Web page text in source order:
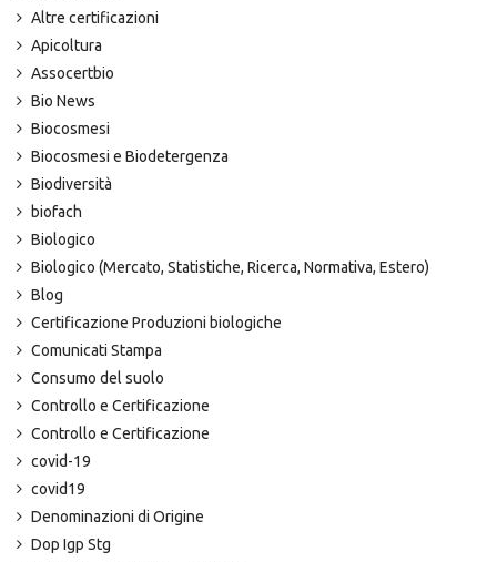
Altre certificazioni
Apicoltura
Assocertbio
Bio News
Biocosmesi
Biocosmesi e Biodetergenza
Biodiversità
biofach
Biologico
Biologico (Mercato, Statistiche, Ricerca, Normativa, Estero)
Blog
Certificazione Produzioni biologiche
Comunicati Stampa
Consumo del suolo
Controllo e Certificazione
Controllo e Certificazione
covid-19
covid19
Denominazioni di Origine
Dop Igp Stg